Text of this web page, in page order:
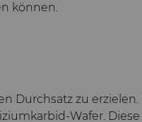
können.
Durchsatz zu
Wafer.